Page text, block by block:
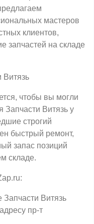
мастеров
клиентов,
запчастей на складе
Витязь
чтобы вы могли
Запчасти Витязь у
строгий
быстрый ремонт,
запас позиций
складе.
Запчасти Витязь
пр-т